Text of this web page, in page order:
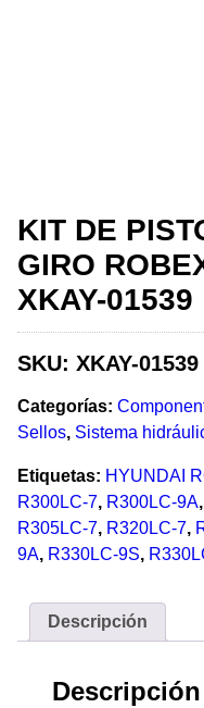
KIT DE
GIRO
XKAY-01539
SKU: XKAY-01539
Categorías:
Sellos, Sistema
Etiquetas: HYUNDAI
R300LC-7, R300LC-9A,
R305LC-7, R320LC-7,
9A, R330LC-9S,
Descripción
Descripción